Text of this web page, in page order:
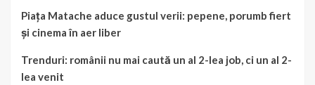
Piața Matache aduce gustul verii: pepene, porumb fiert
și cinema în aer liber
Trenduri: românii nu mai caută un al 2-lea job, ci un al 2-
lea venit